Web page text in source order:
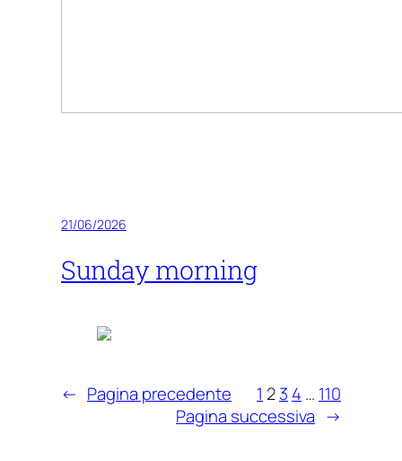
21/06/2026
Sunday morning
← Pagina precedente 1 23 4 … 110
Pagina successiva →